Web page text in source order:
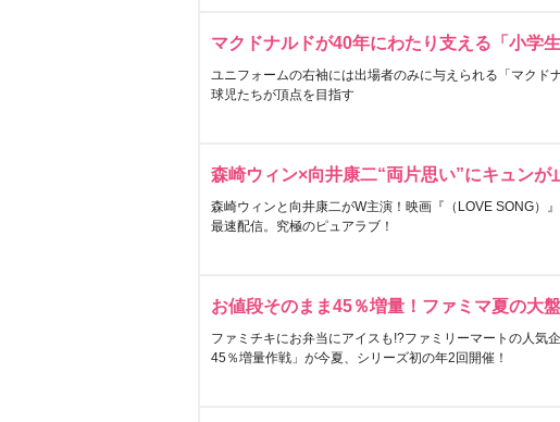
マクドナルドが40年にわたり支える「小学生
ユニフォームの右袖には出場者のみに与えられる「マクド
球児たちが頂点を目指す
森崎ウィン×向井康二“両片思い”にキュンが
森崎ウィンと向井康二がW主演！映画『（LOVE SONG）
最速配信。究極のピュアラブ！
お値段そのまま45％増量！ファミマ夏の大
ファミチキにお弁当にアイスも!?ファミリーマートの人気
45％増量作戦」が今夏、シリーズ初の年2回開催！